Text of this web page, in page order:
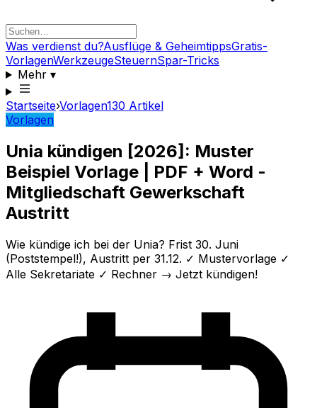
Was verdienst du?Ausflüge & GeheimtippsGratis-
VorlagenWerkzeugeSteuernSpar-Tricks
Mehr▾
Startseite›Vorlagen130 Artikel
Vorlagen
Unia kündigen [2026]: Muster
Beispiel Vorlage | PDF + Word -
Mitgliedschaft Gewerkschaft
Austritt
Wie kündige ich bei der Unia? Frist 30. Juni
(Poststempel!), Austritt per 31.12. ✓ Mustervorlage ✓
Alle Sekretariate ✓ Rechner → Jetzt kündigen!